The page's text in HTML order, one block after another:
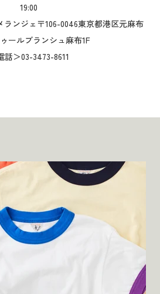
19:00
ランジェ〒106-0046東京都港区元麻布
ールブランシュ麻布1F
話＞03-3473-8611